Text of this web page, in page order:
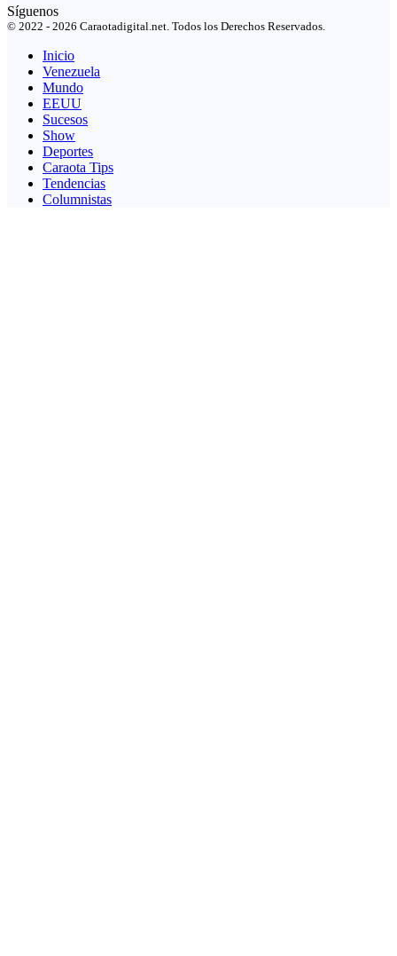
Síguenos
© 2022 - 2026 Caraotadigital.net. Todos los Derechos Reservados.
Inicio
Venezuela
Mundo
EEUU
Sucesos
Show
Deportes
Caraota Tips
Tendencias
Columnistas